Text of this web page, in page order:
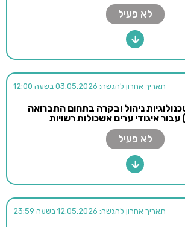
לא פעיל
תאריך אחרון להגשה: 03.05.2026 בשעה 12:00
ניהול ובקרה בתחום התברואה
עבור איגודי ערים אשכולות רשויות
לא פעיל
תאריך אחרון להגשה: 12.05.2026 בשעה 23:59